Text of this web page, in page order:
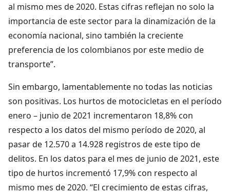
al mismo mes de 2020. Estas cifras reflejan no solo la
importancia de este sector para la dinamización de la
economía nacional, sino también la creciente
preferencia de los colombianos por este medio de
transporte”.
Sin embargo, lamentablemente no todas las noticias
son positivas. Los hurtos de motocicletas en el período
enero – junio de 2021 incrementaron 18,8% con
respecto a los datos del mismo período de 2020, al
pasar de 12.570 a 14.928 registros de este tipo de
delitos. En los datos para el mes de junio de 2021, este
tipo de hurtos incrementó 17,9% con respecto al
mismo mes de 2020. “El crecimiento de estas cifras,